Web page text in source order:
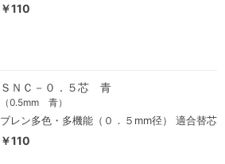
￥110
ＳＮＣ－０．５芯 青
（0.5mm 青）
ブレン多色・多機能（０．５mm径） 適合替芯
￥110